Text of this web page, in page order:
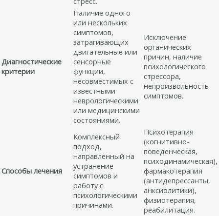
Диагностические
критерии
Наличие одного
или нескольких
симптомов,
затрагивающих
двигательные или
сенсорные
функции,
несовместимых с
известными
неврологическими
или медицинскими
состояниями.
Исключение
органических
причин, наличие
психологического
стрессора,
непроизвольность
симптомов.
Способы лечения
Комплексный
подход,
направленный на
устранение
симптомов и
работу с
психологическими
причинами.
Психотерапия
(когнитивно-
поведенческая,
психодинамическая),
фармакотерапия
(антидепрессанты,
анксиолитики),
физиотерапия,
реабилитация.